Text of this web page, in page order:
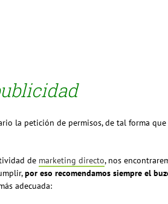
la petición de permisos, de tal forma
de marketing directo, nos
por eso recomendamos siempre el
adecuada: